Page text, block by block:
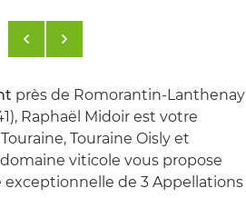
près de Romorantin-Lanthenay
Raphaël Midoir est votre
Touraine Oisly et
viticole vous propose
exceptionnelle de 3 Appellations